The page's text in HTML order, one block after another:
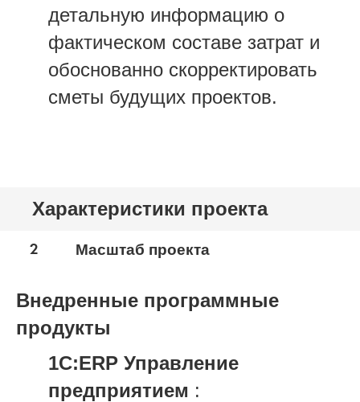
детальную информацию о
фактическом составе затрат и
обоснованно скорректировать
сметы будущих проектов.
Характеристики проекта
2 Масштаб проекта
Внедренные программные
продукты
1С:ERP Управление
предприятием :